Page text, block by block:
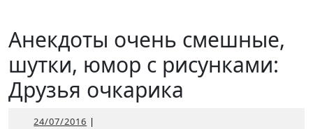
Открыть
Анекдоты очень смешные,
шутки, юмор с рисунками:
Друзья очкарика
24/07/2016 24/07/2016
|